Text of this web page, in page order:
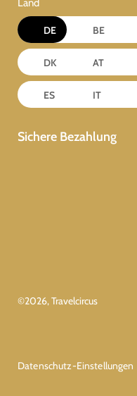
Land
DE BE
DK AT
ES IT
Sichere Bezahlung
©2026, Travelcircus
Datenschutz-Einstellungen